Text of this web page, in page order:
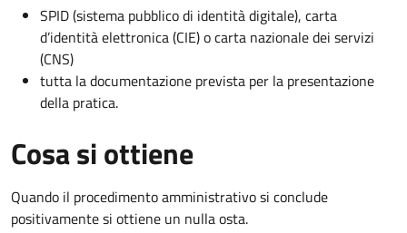
SPID (sistema pubblico di identità digitale), carta
d’identità elettronica (CIE) o carta nazionale dei servizi
(CNS)
tutta la documentazione prevista per la presentazione
della pratica.
Cosa si ottiene
Quando il procedimento amministrativo si conclude
positivamente si ottiene un nulla osta.